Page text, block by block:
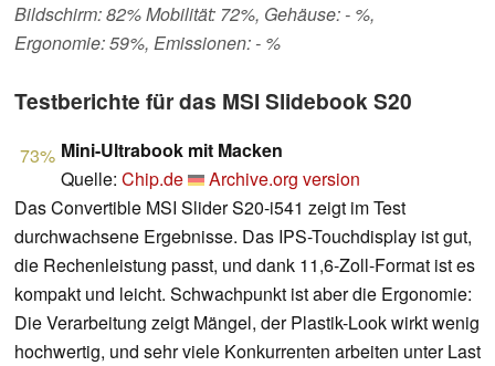
Bildschirm: 82% Mobilität: 72%, Gehäuse: - %,
Ergonomie: 59%, Emissionen: - %
Testberichte für das MSI Slidebook S20
73% Mini-Ultrabook mit Macken
Quelle: Chip.de
Archive.org version
Das Convertible MSI Slider S20-i541 zeigt im Test
durchwachsene Ergebnisse. Das IPS-Touchdisplay ist gut,
die Rechenleistung passt, und dank 11,6-Zoll-Format ist es
kompakt und leicht. Schwachpunkt ist aber die Ergonomie:
Die Verarbeitung zeigt Mängel, der Plastik-Look wirkt wenig
hochwertig, und sehr viele Konkurrenten arbeiten unter Last